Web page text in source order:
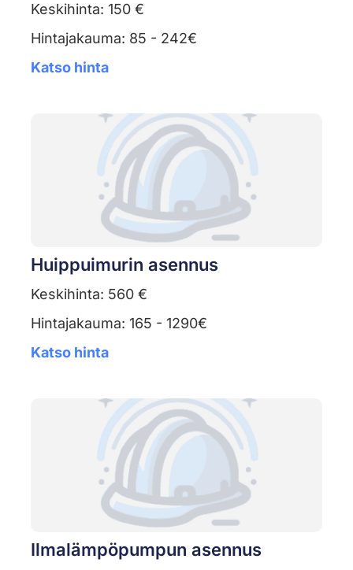
Keskihinta: 150 €
Hintajakauma: 85 - 242€
Katso hinta
Huippuimurin asennus
Keskihinta: 560 €
Hintajakauma: 165 - 1290€
Katso hinta
Ilmalämpöpumpun asennus